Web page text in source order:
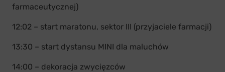
farmaceutycznej)
12:02 – start maratonu, sektor III (przyjaciele farmacji)
13:30 – start dystansu MINI dla maluchów
14:00 – dekoracja zwycięzców